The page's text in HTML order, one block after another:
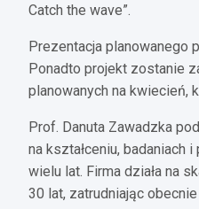
Catch the wave”.
Prezentacja planowanego
Ponadto projekt zostanie
planowanych na kwiecień,
Prof. Danuta Zawadzka
na kształceniu, badaniach
wielu lat. Firma działa na
30 lat, zatrudniając